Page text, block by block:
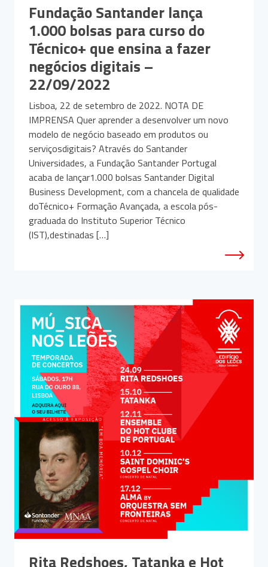
Fundação Santander lança
1.000 bolsas para curso do
Técnico+ que ensina a fazer
negócios digitais –
22/09/2022
Lisboa, 22 de setembro de 2022. NOTA DE
IMPRENSA Quer aprender a desenvolver um novo
modelo de negócio baseado em produtos ou
serviçosdigitais? Através do Santander
Universidades, a Fundação Santander Portugal
acaba de lançar1.000 bolsas Santander Digital
Business Development, com a chancela de qualidade
doTécnico+ Formação Avançada, a escola pós-
graduada do Instituto Superior Técnico
(IST),destinadas […]
Rita Redshoes, Tatanka e Hot